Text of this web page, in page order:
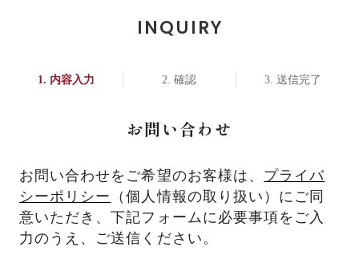
INQUIRY
内容入力 確認 送信完了
お問い合わせ
お問い合わせをご希望のお客様は、 プライバ
シーポリシー
（個人情報の取り扱い）にご同
意いただき、下記フォームに必要事項をご入
力のうえ、ご送信ください。